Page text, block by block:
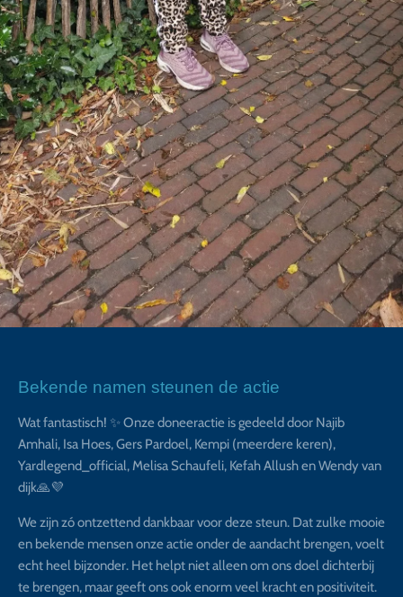
Bekende namen steunen de actie
Wat fantastisch! ✨ Onze doneeractie is gedeeld door Najib
Amhali, Isa Hoes, Gers Pardoel, Kempi (meerdere keren),
Yardlegend_official, Melisa Schaufeli, Kefah Allush en Wendy van
dijk🙏💜
We zijn zó ontzettend dankbaar voor deze steun. Dat zulke mooie
en bekende mensen onze actie onder de aandacht brengen, voelt
echt heel bijzonder. Het helpt niet alleen om ons doel dichterbij
te brengen, maar geeft ons ook enorm veel kracht en positiviteit.